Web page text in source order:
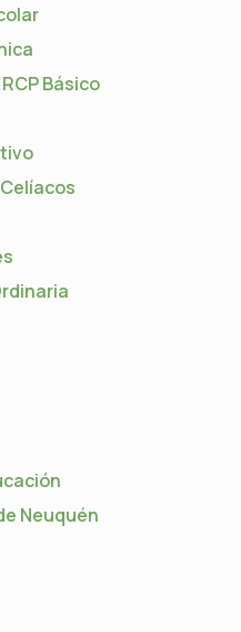
Básico
Neuquén